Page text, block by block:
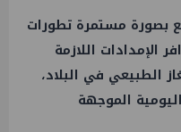
بصورة مستمرة تطورات
الإمدادات اللازمة
الطبيعي في البلاد،
الموجهة